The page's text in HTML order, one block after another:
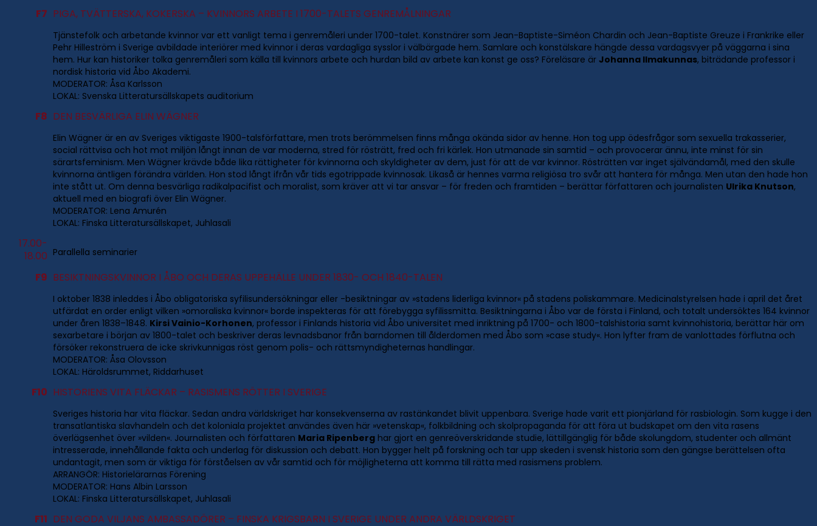
F7 PIGA, TVÄTTERSKA, KOKERSKA – KVINNORS ARBETE I 1700-TALETS GENREMÅLNINGAR
Tjänstefolk och arbetande kvinnor var ett vanligt tema i genremåleri under 1700-talet. Konstnärer som Jean-Baptiste-Siméon Chardin och Jean-Baptiste Greuze i Frankrike eller
Pehr Hilleström i Sverige avbildade interiörer med kvinnor i deras vardagliga sysslor i välbärgade hem. Samlare och konstälskare hängde dessa vardagsvyer på väggarna i sina
hem. Hur kan historiker tolka genremåleri som källa till kvinnors arbete och hurdan bild av arbete kan konst ge oss? Föreläsare är Johanna Ilmakunnas, biträdande professor i
nordisk historia vid Åbo Akademi.
MODERATOR: Åsa Karlsson
LOKAL: Svenska Litteratursällskapets auditorium
F8 DEN BESVÄRLIGA ELIN WÄGNER
Elin Wägner är en av Sveriges viktigaste 1900-talsförfattare, men trots berömmelsen finns många okända sidor av henne. Hon tog upp ödesfrågor som sexuella trakasserier,
social rättvisa och hot mot miljön långt innan de var moderna, stred för rösträtt, fred och fri kärlek. Hon utmanade sin samtid – och provocerar ännu, inte minst för sin
särartsfeminism. Men Wägner krävde både lika rättigheter för kvinnorna och skyldigheter av dem, just för att de var kvinnor. Rösträtten var inget självändamål, med den skulle
kvinnorna äntligen förändra världen. Hon stod långt ifrån vår tids egotrippade kvinnosak. Likaså är hennes varma religiösa tro svår att hantera för många. Men utan den hade hon
inte stått ut. Om denna besvärliga radikalpacifist och moralist, som kräver att vi tar ansvar – för freden och framtiden – berättar författaren och journalisten Ulrika Knutson,
aktuell med en biografi över Elin Wägner.
MODERATOR: Lena Amurén
LOKAL: Finska Litteratursällskapet, Juhlasali
17.00-
18.00 Parallella seminarier
F9 BESIKTNINGSKVINNOR I ÅBO OCH DERAS UPPEHÄLLE UNDER 1830- OCH 1840-TALEN
I oktober 1838 inleddes i Åbo obligatoriska syfilisundersökningar eller -besiktningar av »stadens liderliga kvinnor« på stadens poliskammare. Medicinalstyrelsen hade i april det året
utfärdat en order enligt vilken »omoraliska kvinnor« borde inspekteras för att förebygga syfilissmitta. Besiktningarna i Åbo var de första i Finland, och totalt undersöktes 164 kvinnor
under åren 1838–1848. Kirsi Vainio-Korhonen, professor i Finlands historia vid Åbo universitet med inriktning på 1700- och 1800-talshistoria samt kvinnohistoria, berättar här om
sexarbetare i början av 1800-talet och beskriver deras levnadsbanor från barndomen till ålderdomen med Åbo som »case study«. Hon lyfter fram de vanlottades förflutna och
försöker rekonstruera de icke skrivkunnigas röst genom polis- och rättsmyndigheternas handlingar.
MODERATOR: Åsa Olovsson
LOKAL: Häroldsrummet, Riddarhuset
F10 HISTORIENS VITA FLÄCKAR – RASISMENS RÖTTER I SVERIGE
Sveriges historia har vita fläckar. Sedan andra världskriget har konsekvenserna av rastänkandet blivit uppenbara. Sverige hade varit ett pionjärland för rasbiologin. Som kugge i den
transatlantiska slavhandeln och det koloniala projektet användes även här »vetenskap«, folkbildning och skolpropaganda för att föra ut budskapet om den vita rasens
överlägsenhet över »vilden«. Journalisten och författaren Maria Ripenberg har gjort en genreöverskridande studie, lättillgänglig för både skolungdom, studenter och allmänt
intresserade, innehållande fakta och underlag för diskussion och debatt. Hon bygger helt på forskning och tar upp skeden i svensk historia som den gängse berättelsen ofta
undantagit, men som är viktiga för förståelsen av vår samtid och för möjligheterna att komma till rätta med rasismens problem.
ARRANGÖR: Historielärarnas Förening
MODERATOR: Hans Albin Larsson
LOKAL: Finska Litteratursällskapet, Juhlasali
F11 DEN GODA VILJANS AMBASSADÖRER – FINSKA KRIGSBARN I SVERIGE UNDER ANDRA VÄRLDSKRIGET